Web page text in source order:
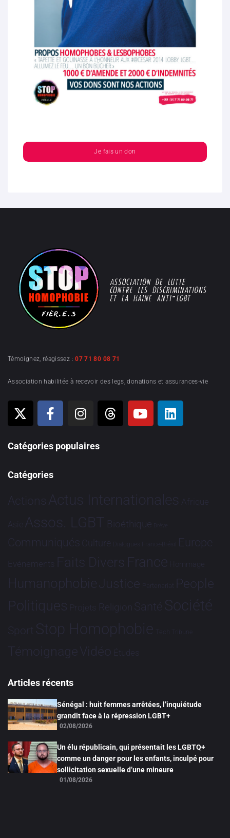
Je fais un don
Témoignez, réagissez :07 71 80 08 71
Association habilitée à recevoir des legs, donations et assurances-vie
Catégories populaires
Catégories
Actions Actus Internationales Afrique
Asie Assos. LGBT Bioéthique Brève
Communiqués Culture Dialogues France-Brésil Europe
Evénements Faits Divers France Hommage
HumanophobieJustice Partenariat People
Politiques Projets Religion Santé Société
Sport Stop Homophobie Tech Tribune
TémoignageVidéo Études
Articles récents
Sénégal : huit femmes arrêtées, l’inquiétude
grandit face à la répression LGBT+
02/08/2026
Un élu républicain, qui présentait les LGBTQ+
comme un danger pour les enfants, inculpé pour
sollicitation sexuelle d’une mineure
01/08/2026